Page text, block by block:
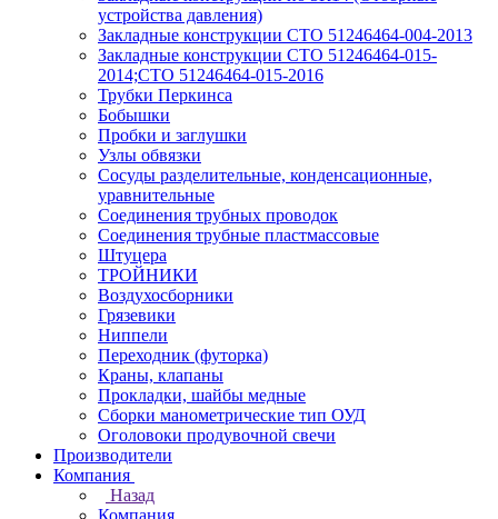
устройства давления)
Закладные конструкции СТО 51246464-004-2013
Закладные конструкции СТО 51246464-015-
2014;СТО 51246464-015-2016
Трубки Перкинса
Бобышки
Пробки и заглушки
Узлы обвязки
Сосуды разделительные, конденсационные,
уравнительные
Соединения трубных проводок
Соединения трубные пластмассовые
Штуцера
ТРОЙНИКИ
Воздухосборники
Грязевики
Ниппели
Переходник (футорка)
Краны, клапаны
Прокладки, шайбы медные
Сборки манометрические тип ОУД
Оголовоки продувочной свечи
Производители
Компания
Назад
Компания